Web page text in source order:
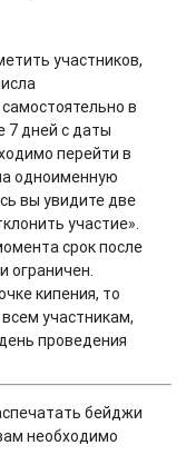
участников,
в
7 дней с даты
перейти в
одноименную
вы увидите две
участие».
срок после
ограничен.
кипения, то
участникам,
проведения
бейджи
необходимо